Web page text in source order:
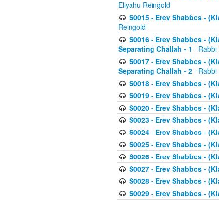
Eliyahu Reingold
S0015 - Erev Shabbos -
Reingold
S0016 - Erev Shabbos -
Separating Challah - 1 - Rabbi
S0017 - Erev Shabbos -
Separating Challah - 2 - Rabbi
S0018 - Erev Shabbos -
S0019 - Erev Shabbos -
S0020 - Erev Shabbos -
S0023 - Erev Shabbos -
S0024 - Erev Shabbos -
S0025 - Erev Shabbos -
S0026 - Erev Shabbos -
S0027 - Erev Shabbos -
S0028 - Erev Shabbos -
S0029 - Erev Shabbos -